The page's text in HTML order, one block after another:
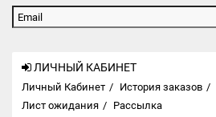
ЛИЧНЫЙ КАБИНЕТ
Личный Кабинет История заказов
Лист ожидания
Рассылка